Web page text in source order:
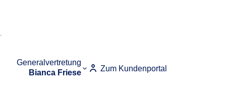
Generalvertretung
Bianca Friese
Zum Kundenportal